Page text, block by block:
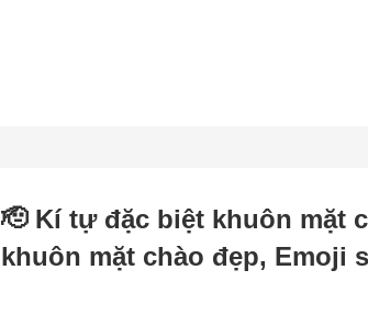
🫡 Kí tự đặc biệt khuôn mặt
khuôn mặt chào đẹp, Emoji